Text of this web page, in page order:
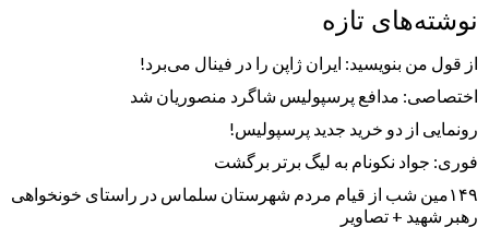
نوشته‌های تازه
از قول من بنویسید: ایران ژاپن را در فینال می‌برد!
اختصاصی: مدافع پرسپولیس شاگرد منصوریان شد
رونمایی از دو خرید جدید پرسپولیس!
فوری: جواد نکونام به لیگ برتر برگشت
۱۴۹مین شب از قیام مردم شهرستان سلماس در راستای خونخواهی
رهبر شهید + تصاویر